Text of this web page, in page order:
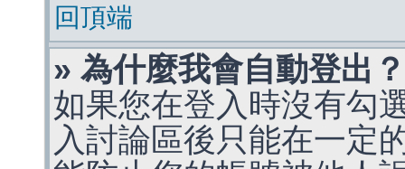
回頂端
» 為什麼我會自動登出？
如果您在登入時沒有勾
入討論區後只能在一定